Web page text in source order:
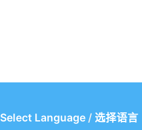
Select Language/ 选择语言